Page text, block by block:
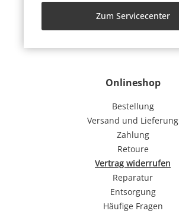
Onlineshop
Bestellung
Versand und Lieferung
Zahlung
Retoure
Vertrag widerrufen
Reparatur
Entsorgung
Häufige Fragen
Zum Servicecenter